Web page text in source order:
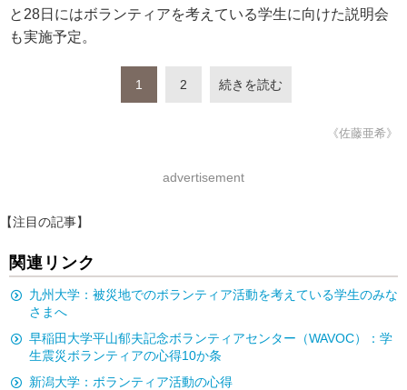
と28日にはボランティアを考えている学生に向けた説明会
も実施予定。
1 2 続きを読む
《佐藤亜希》
advertisement
【注目の記事】
関連リンク
九州大学：被災地でのボランティア活動を考えている学生のみな
さまへ
早稲田大学平山郁夫記念ボランティアセンター（WAVOC）：学
生震災ボランティアの心得10か条
新潟大学：ボランティア活動の心得